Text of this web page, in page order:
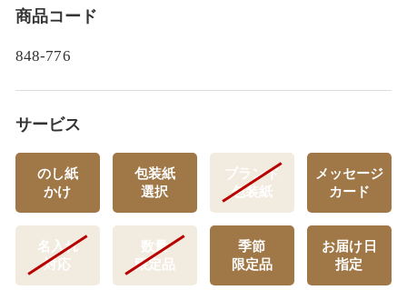
商品コード
848-776
サービス
のし紙
かけ
包装紙
選択
ブランド
包装紙
メッセージ
カード
名入れ
対応
数量
限定品
季節
限定品
お届け日
指定